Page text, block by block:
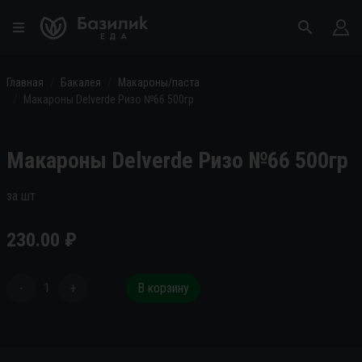
Главная Бакалея
Макароны/паста
Макароны Delverde Ризо №66 500гр
Макароны Delverde Ризо №66 500гр
за шт
230.00 ₽
- 1 + В корзину